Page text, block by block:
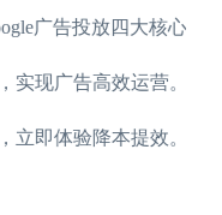
放四大核心痛点
高效运营。
降本提效。